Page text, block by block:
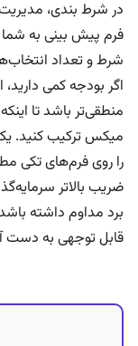
در شرط بندی،
فرم پیش بینی به
شرط و تعداد
اگر بودجه کمی
منطقی‌تر باشد تا
میکس ترکیب کنید.
را روی فرم‌های تکی
ضریب بالاتر
برد مداوم داشته
قابل توجهی به دست